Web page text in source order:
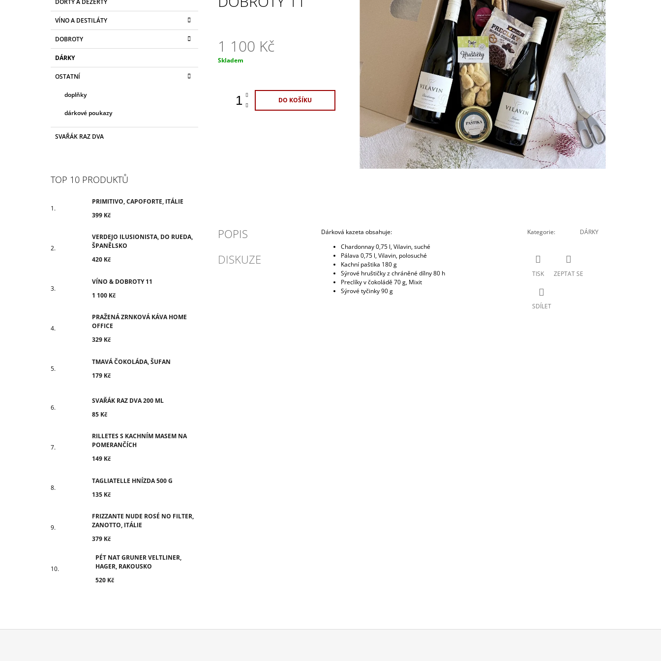
kategorie
T
G
O
R
E
DORTY A DEZERTY
VÍNO A DESTILÁTY
DOBROTY
DÁRKY
OSTATNÍ
doplňky
dárkové poukazy
SVAŘÁK RAZ DVA
TOP 10 PRODUKTŮ
PRIMITIVO, CAPOFORTE, ITÁLIE
399 Kč
VERDEJO ILUSIONISTA, DO RUEDA,
ŠPANĚLSKO
420 Kč
VÍNO & DOBROTY 11
1 100 Kč
PRAŽENÁ ZRNKOVÁ KÁVA HOME
OFFICE
329 Kč
TMAVÁ ČOKOLÁDA, ŠUFAN
179 Kč
SVAŘÁK RAZ DVA 200 ML
85 Kč
RILLETES S KACHNÍM MASEM NA
POMERANČÍCH
149 Kč
TAGLIATELLE HNÍZDA 500 G
135 Kč
FRIZZANTE NUDE ROSÉ NO FILTER,
ZANOTTO, ITÁLIE
379 Kč
PÉT NAT GRUNER VELTLINER,
HAGER, RAKOUSKO
520 Kč
1 100 Kč
Měrná
Skladem
DO KOŠÍKU
POPIS
DISKUZE
Dárková kazeta obsahuje:
Chardonnay 0,75 l, Vilavin, suché
Pálava 0,75 l, Vilavin, polosuché
Kachní paštika 180 g
Sýrové hruštičky z chráněné dílny 80 h
Preclíky v čokoládě 70 g, Mixit
Sýrové tyčinky 90 g
Kategorie: DÁRKY
TISK ZEPTAT SE
SDÍLET
399 Kč
1 100 Kč